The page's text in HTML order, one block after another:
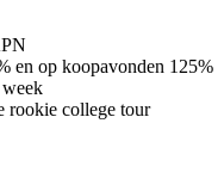
en op koopavonden 125%
rookie college tour